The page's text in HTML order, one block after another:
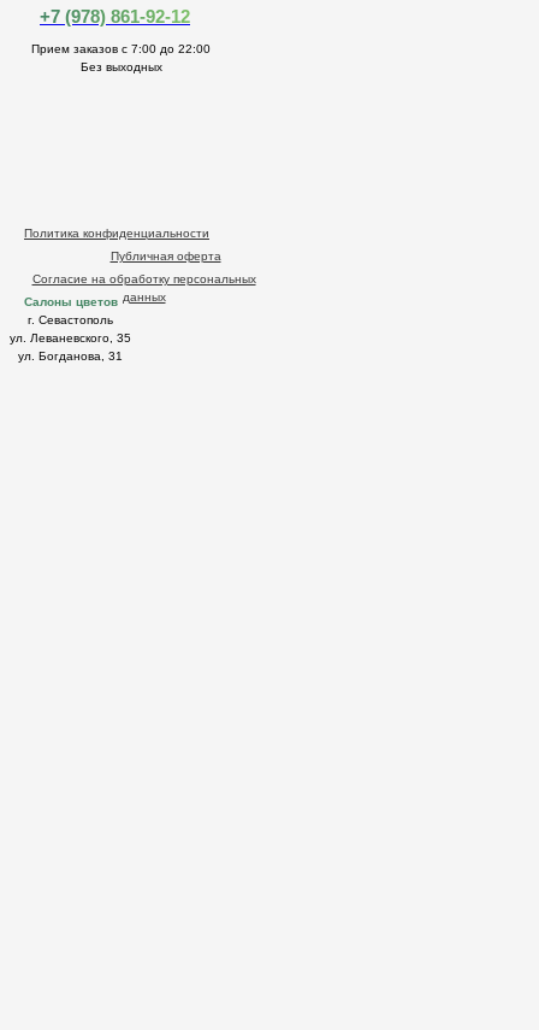
+7 (978) 861-92-12
Прием заказов с 7:00 до 22:00
Без выходных
Политика конфиденциальности
Публичная оферта
Согласие на обработку персональных
данных
Салоны цветов
г. Севастополь
ул. Леваневского, 35
ул. Богданова, 31